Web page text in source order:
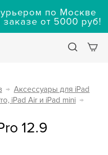
по Москве
от 5000 руб!
→ Аксессуары для iPad
iPad Air и iPad mini →
12.9